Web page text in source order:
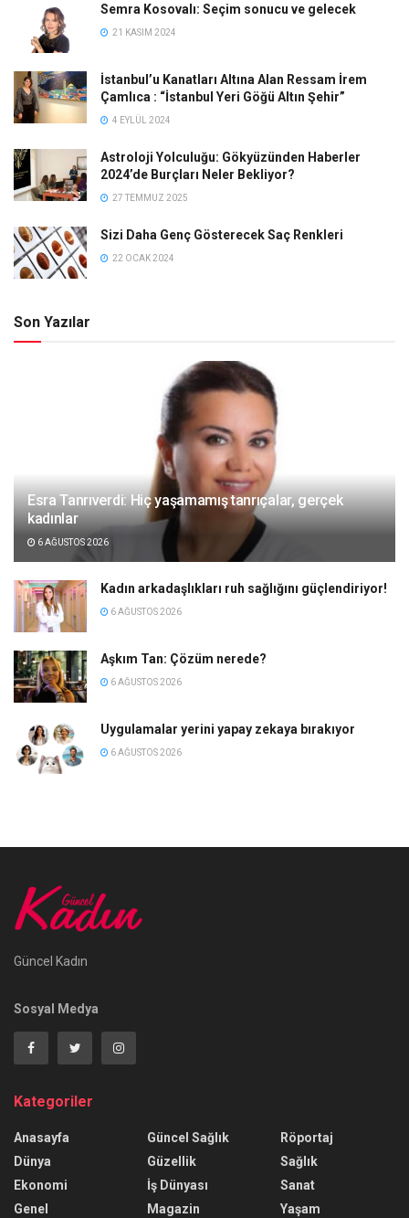
Semra Kosovalı: Seçim sonucu ve gelecek
21 KASIM 2024
İstanbul’u Kanatları Altına Alan Ressam İrem
Çamlıca : “İstanbul Yeri Göğü Altın Şehir”
4 EYLÜL 2024
Astroloji Yolculuğu: Gökyüzünden Haberler
2024’de Burçları Neler Bekliyor?
27 TEMMUZ 2025
Sizi Daha Genç Gösterecek Saç Renkleri
22 OCAK 2024
Son Yazılar
Esra Tanrıverdi: Hiç yaşamamış tanrıçalar, gerçek
kadınlar
6 AĞUSTOS 2026
Kadın arkadaşlıkları ruh sağlığını güçlendiriyor!
6 AĞUSTOS 2026
Aşkım Tan: Çözüm nerede?
6 AĞUSTOS 2026
Uygulamalar yerini yapay zekaya bırakıyor
6 AĞUSTOS 2026
Güncel Kadın
Sosyal Medya
Kategoriler
Anasayfa
Dünya
Ekonomi
Genel
Güncel Sağlık
Güzellik
İş Dünyası
Magazin
Röportaj
Sağlık
Sanat
Yaşam